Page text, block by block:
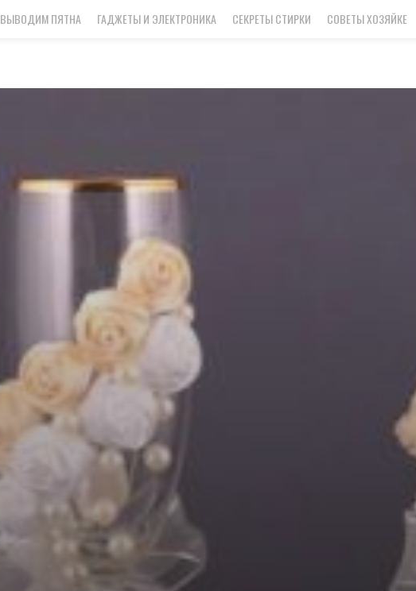
ВЫВОДИМ ПЯТНА ГАДЖЕТЫ И ЭЛЕКТРОНИКА СЕКРЕТЫ СТИРКИ СОВЕТЫ ХОЗЯЙКЕ